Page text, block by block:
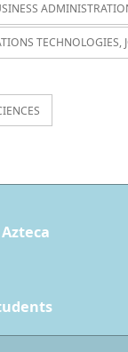
TECHNOLOGIES,